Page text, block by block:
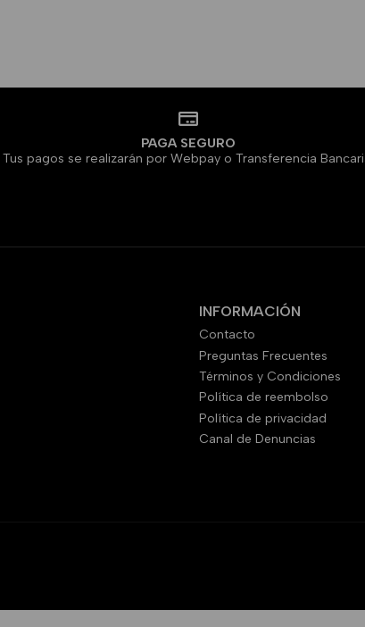
PAGA SEGURO
Tus pagos se realizarán por Webpay o Transferencia
INFORMACIÓN
Contacto
Preguntas Frecuentes
Términos y Condiciones
Política de reembolso
Política de privacidad
Canal de Denuncias